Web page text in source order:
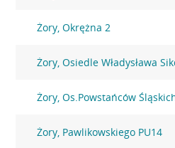
Żory, Okrężna 2
Żory, Osiedle Władysława
Żory, Os.Powstańców
Żory, Pawlikowskiego PU14